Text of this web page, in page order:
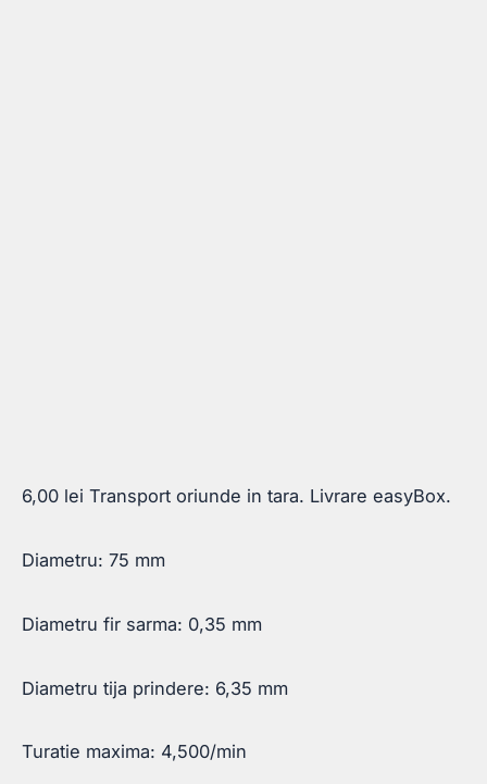
6,00 lei Transport oriunde in tara. Livrare easyBox.
Diametru: 75 mm
Diametru fir sarma: 0,35 mm
Diametru tija prindere: 6,35 mm
Turatie maxima: 4,500/min